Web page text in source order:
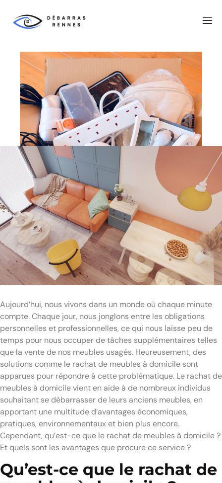
Aujourd’hui, nous vivons dans un monde où chaque minute
compte. Chaque jour, nous jonglons entre les obligations
personnelles et professionnelles, ce qui nous laisse peu de
temps pour nous occuper de tâches supplémentaires telles
que la vente de nos meubles usagés. Heureusement, des
solutions comme le rachat de meubles à domicile sont
apparues pour répondre à cette problématique. Le rachat de
meubles à domicile vient en aide à de nombreux individus
souhaitant se débarrasser de leurs anciens meubles, en
apportant une multitude d’avantages économiques,
pratiques, environnementaux et bien plus encore.
Cependant, qu’est-ce que le rachat de meubles à domicile ?
Et quels sont les avantages que procure ce service ?
Qu’est-ce que le rachat de